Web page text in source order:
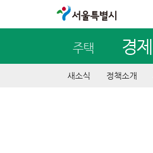
서울특별시
주택 경제
새소식 정책소개